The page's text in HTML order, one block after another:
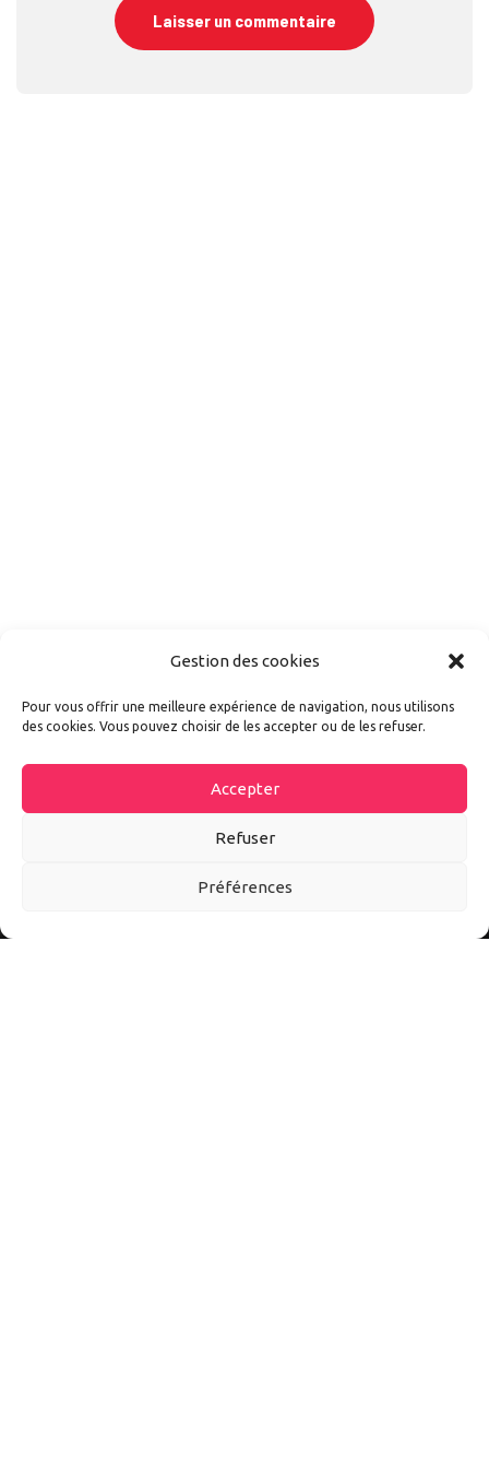
Gestion des cookies
Pour vous offrir une meilleure expérience de navigation, nous utilisons
des cookies. Vous pouvez choisir de les accepter ou de les refuser.
Accepter
Refuser
Préférences